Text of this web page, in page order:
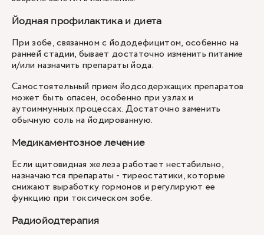
Йодная профилактика и диета
При зобе, связанном с йододефицитом, особенно на
ранней стадии, бывает достаточно изменить питание
и/или назначить препараты йода.
Самостоятельный прием йодсодержащих препаратов
может быть опасен, особенно при узлах и
аутоиммунных процессах. Достаточно заменить
обычную соль на йодированную.
Медикаментозное лечение
Если щитовидная железа работает нестабильно,
назначаются препараты - тиреостатики, которые
снижают выработку гормонов и регулируют ее
функцию при токсическом зобе.
Радиойодтерапия